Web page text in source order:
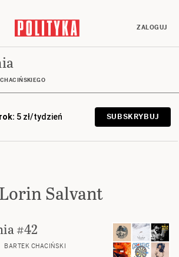
ZALOGUJ
5 zł/tydzień SUBSKRYBUJ
Salvant
#42
BARTEK CHACIŃSKI